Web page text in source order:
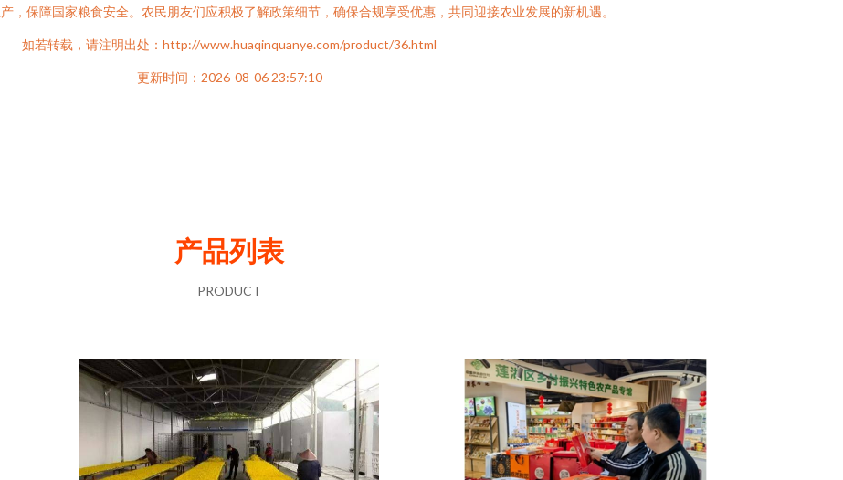
，保障国家粮食安全。农民朋友们应积极了解政策细节，确保合规享受优惠，共同迎接农业发展的新机遇。
如若转载，请注明出处：http://www.huaqinquanye.com/product/36.html
更新时间：2026-08-06 23:57:10
产品列表
PRODUCT